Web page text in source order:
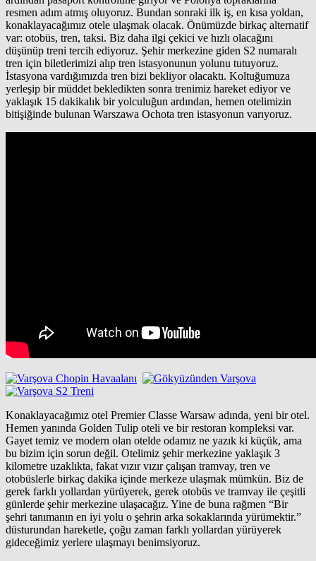
resmen adım atmış oluyoruz. Bundan sonraki ilk iş, en kısa yoldan,
konaklayacağımız otele ulaşmak olacak. Önümüzde birkaç alternatif
var: otobüs, tren, taksi. Biz daha ilgi çekici ve hızlı olacağını
düşünüp treni tercih ediyoruz. Şehir merkezine giden S2 numaralı
tren için biletlerimizi alıp tren istasyonunun yolunu tutuyoruz.
İstasyona vardığımızda tren bizi bekliyor olacaktı. Koltuğumuza
yerleşip bir müddet bekledikten sonra trenimiz hareket ediyor ve
yaklaşık 15 dakikalık bir yolculuğun ardından, hemen otelimizin
bitişiğinde bulunan Warszawa Ochota tren istasyonun varıyoruz.
Konaklayacağımız otel Premier Classe Warsaw adında, yeni bir otel.
Hemen yanında Golden Tulip oteli ve bir restoran kompleksi var.
Gayet temiz ve modern olan otelde odamız ne yazık ki küçük, ama
bu bizim için sorun değil. Otelimiz şehir merkezine yaklaşık 3
kilometre uzaklıkta, fakat vızır vızır çalışan tramvay, tren ve
otobüslerle birkaç dakika içinde merkeze ulaşmak mümkün. Biz de
gerek farklı yollardan yürüyerek, gerek otobüs ve tramvay ile çeşitli
günlerde şehir merkezine ulaşacağız. Yine de buna rağmen “Bir
şehri tanımanın en iyi yolu o şehrin arka sokaklarında yürümektir.”
düsturundan hareketle, çoğu zaman farklı yollardan yürüyerek
gideceğimiz yerlere ulaşmayı benimsiyoruz.